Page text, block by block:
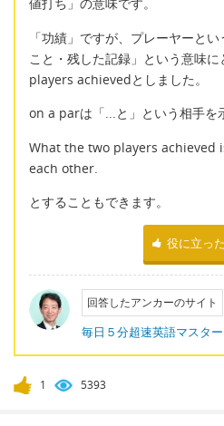
値打ち」の意味です。
「功績」ですが、プレーヤーと
こと・残した記録」という意味
players achievedとしました。
on a parは「...と」という相手
What the two players achieved
each other.
とすることもできます。
役に立った
回答したアンカーのサイト
毎日５分超速英語マスタ
1 5393